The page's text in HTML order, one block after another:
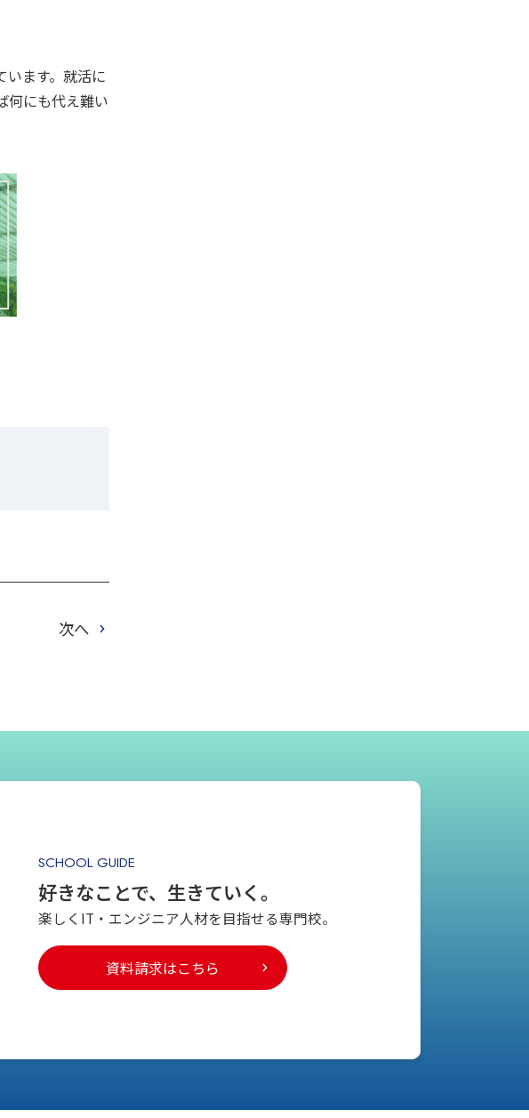
います。就活に
何にも代え難い
次へ
SCHOOL GUIDE
好きなことで、生きていく。
楽しくIT・エンジニア人材を目指せる専門校。
資料請求はこちら